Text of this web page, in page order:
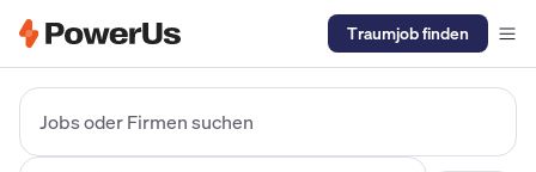
Traumjob finden
Jobs oder Firmen suchen